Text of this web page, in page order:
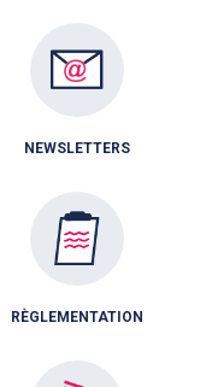
NEWSLETTERS
RÈGLEMENTATION